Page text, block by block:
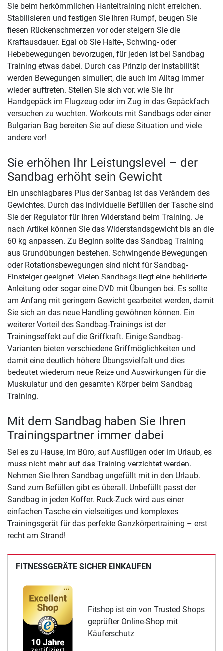
FITNESSGERÄTE SICHER EINKAUFEN
Fitshop ist ein von Trusted Shops
geprüfter Online-Shop mit
Käuferschutz
Sie beim herkömmlichen Hanteltraining nicht erreichen.
Stabilisieren und festigen Sie Ihren Rumpf, beugen Sie
fiesen Rückenschmerzen vor oder steigern Sie die
Kraftausdauer. Egal ob Sie Halte-, Schwing- oder
Hebebewegungen bevorzugen, für jeden ist bei Sandbag
Training etwas dabei. Durch das Prinzip der Instabilität
werden Bewegungen simuliert, die auch im Alltag immer
wieder auftreten. Stellen Sie sich vor, wie Sie Ihr
Handgepäck im Flugzeug oder im Zug in das Gepäckfach
versuchen zu wuchten. Workouts mit Sandbags oder einer
Bulgarian Bag bereiten Sie auf diese Situation und viele
andere vor!
Sie erhöhen Ihr Leistungslevel – der
Sandbag erhöht sein Gewicht
Ein unschlagbares Plus der Sanbag ist das Verändern des
Gewichtes. Durch das individuelle Befüllen der Tasche sind
Sie der Regulator für Ihren Widerstand beim Training. Je
nach Artikel können Sie das Widerstandsgewicht bis an die
60 kg anpassen. Zu Beginn sollte das Sandbag Training
aus Grundübungen bestehen. Schwingende Bewegungen
oder Rotationsbewegungen sind nicht für Sandbag-
Einsteiger geeignet. Vielen Sandbags liegt eine bebilderte
Anleitung oder sogar eine DVD mit Übungen bei. Es sollte
am Anfang mit geringem Gewicht gearbeitet werden, damit
Sie sich an das neue Handling gewöhnen können. Ein
weiterer Vorteil des Sandbag-Trainings ist der
Trainingseffekt auf die Griffkraft. Einige Sandbag-
Varianten bieten verschiedene Griffmöglichkeiten und
damit eine deutlich höhere Übungsvielfalt und dies
bedeutet wiederum neue Reize und Auswirkungen für die
Muskulatur und den gesamten Körper beim Sandbag
Training.
Mit dem Sandbag haben Sie Ihren
Trainingspartner immer dabei
Sei es zu Hause, im Büro, auf Ausflügen oder im Urlaub, es
muss nicht mehr auf das Training verzichtet werden.
Nehmen Sie Ihren Sandbag ungefüllt mit in den Urlaub.
Sand zum Befüllen gibt es überall. Unbefüllt passt der
Sandbag in jeden Koffer. Ruck-Zuck wird aus einer
einfachen Tasche ein vielseitiges und komplexes
Trainingsgerät für das perfekte Ganzkörpertraining – erst
recht am Strand!